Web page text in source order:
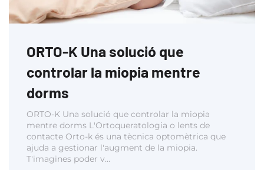
ORTO-K Una solució que
controlar la miopia mentre
dorms
ORTO-K Una solució que controlar la miopia
mentre dorms L'Ortoqueratologia o lents de
contacte Orto-k és una tècnica optomètrica que
ajuda a gestionar l'augment de la miopia.
T'imagines poder v…